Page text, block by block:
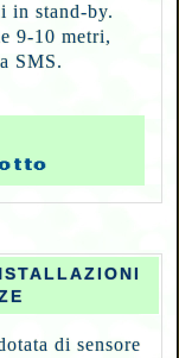
in stand-by.
9-10 metri,
SMS.
di sensore